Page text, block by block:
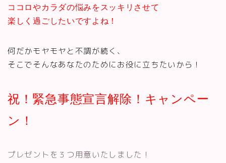
ココロやカラダの悩みをスッキリさせて
楽しく過ごしたいですよね！
何だかモヤモヤと不調が続く、
そこでそんなあなたのためにお役に立ちたいから！
祝！緊急事態宣言解除！キャンペー
ン！
プレゼントを３つ用意いたしました！